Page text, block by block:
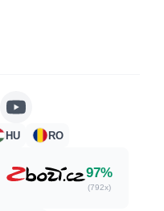
HU RO
97%
(792x)